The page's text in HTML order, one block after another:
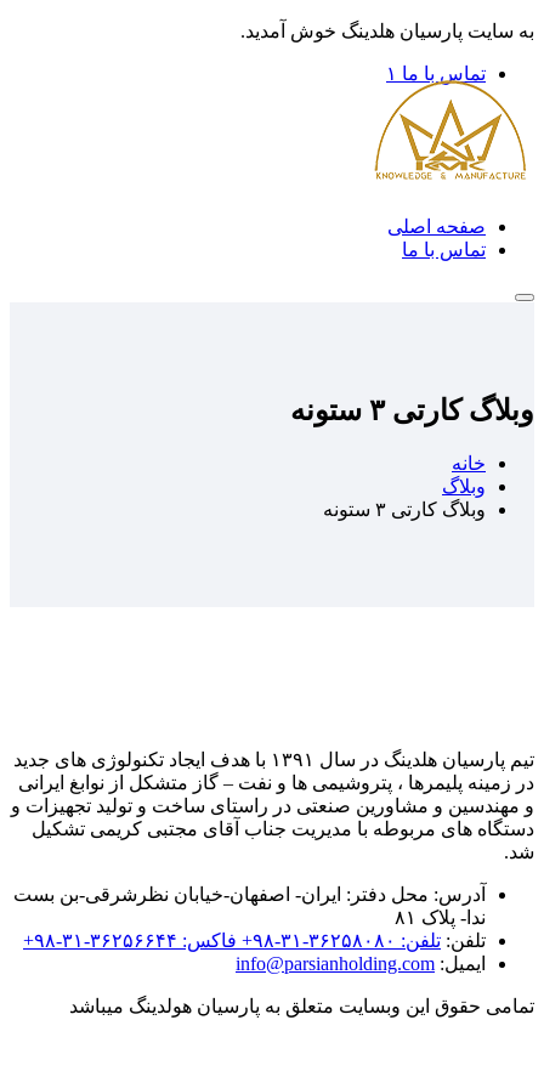
به سایت پارسیان هلدینگ خوش آمدید.
تماس با ما ۱
صفحه اصلی
تماس با ما
وبلاگ کارتی ۳ ستونه
خانه
وبلاگ
وبلاگ کارتی ۳ ستونه
تیم پارسیان هلدینگ در سال ۱۳۹۱ با هدف ایجاد تکنولوژی های جدید
در زمینه پلیمرها ، پتروشیمی ها و نفت – گاز متشکل از نوابغ ایرانی
و مهندسین و مشاورین صنعتی در راستای ساخت و تولید تجهیزات و
دستگاه های مربوطه با مدیریت جناب آقای مجتبی کریمی تشکیل
شد.
آدرس: محل دفتر: ایران- اصفهان-خیابان نظرشرقی-بن بست
ندا- پلاک ۸۱
تلفن: تلفن: ۳۶۲۵۸۰۸۰-۳۱-۹۸+ فاکس: ۳۶۲۵۶۶۴۴-۳۱-۹۸+
ایمیل: info@parsianholding.com
تمامی حقوق این وبسایت متعلق به پارسیان هولدینگ میباشد